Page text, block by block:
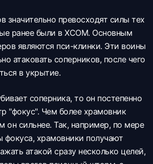
значительно превосходят силы тех
ранее были в XCOM. Основным
являются пси-клинки. Эти воины
атаковать соперников, после чего
в укрытие.
соперника, то он постепенно
"фокус". Чем более храмовник
он сильнее. Так, например, по мере
фокуса, храмовники получают
атакой сразу несколько целей,